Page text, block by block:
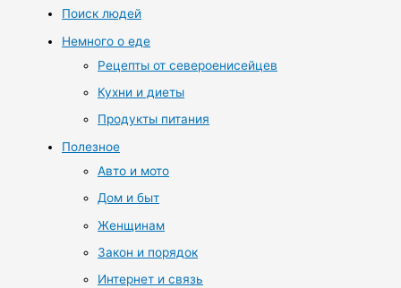
Поиск людей
Немного о еде
Рецепты от североенисейцев
Кухни и диеты
Продукты питания
Полезное
Авто и мото
Дом и быт
Женщинам
Закон и порядок
Интернет и связь